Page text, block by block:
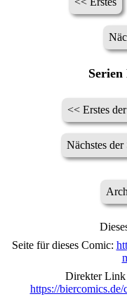
<< Erstes
Nächstes der
Seite für dieses Comic:
Direkter Link
https://